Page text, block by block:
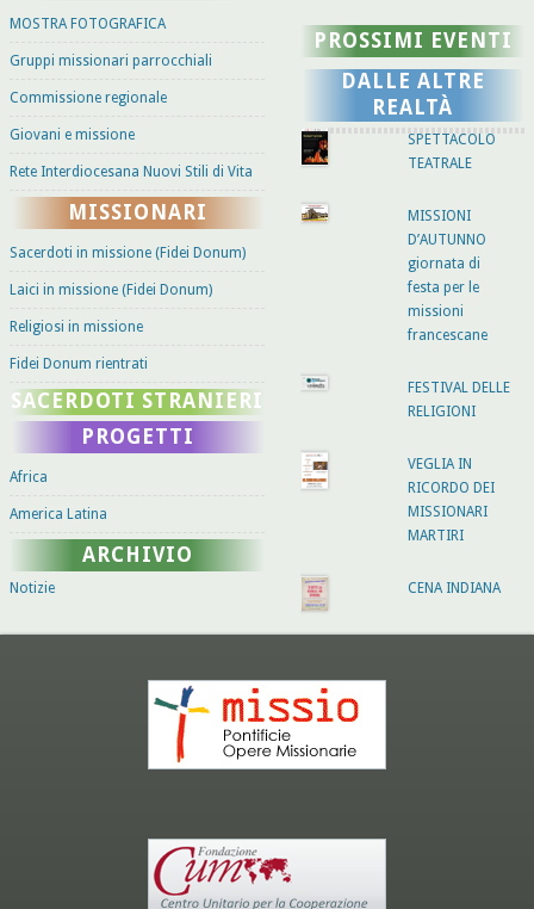
MOSTRA FOTOGRAFICA
Gruppi missionari parrocchiali
Commissione regionale
Giovani e missione
Rete Interdiocesana Nuovi Stili di Vita
MISSIONARI
Sacerdoti in missione (Fidei Donum)
Laici in missione (Fidei Donum)
Religiosi in missione
Fidei Donum rientrati
SACERDOTI STRANIERI
PROGETTI
Africa
America Latina
ARCHIVIO
Notizie
PROSSIMI EVENTI
DALLE ALTRE
REALTÀ
SPETTACOLO
TEATRALE
MISSIONI
D’AUTUNNO
giornata di
festa per le
missioni
francescane
FESTIVAL DELLE
RELIGIONI
VEGLIA IN
RICORDO DEI
MISSIONARI
MARTIRI
CENA INDIANA